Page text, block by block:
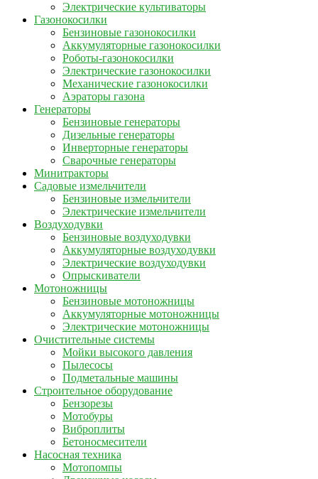
Электрические культиваторы
Газонокосилки
Бензиновые газонокосилки
Аккумуляторные газонокосилки
Роботы-газонокосилки
Электрические газонокосилки
Механические газонокосилки
Аэраторы газона
Генераторы
Бензиновые генераторы
Дизельные генераторы
Инверторные генераторы
Сварочные генераторы
Минитракторы
Садовые измельчители
Бензиновые измельчители
Электрические измельчители
Воздуходувки
Бензиновые воздуходувки
Аккумуляторные воздуходувки
Электрические воздуходувки
Опрыскиватели
Мотоножницы
Бензиновые мотоножницы
Аккумуляторные мотоножницы
Электрические мотоножницы
Очистительные системы
Мойки высокого давления
Пылесосы
Подметальные машины
Строительное оборудование
Бензорезы
Мотобуры
Виброплиты
Бетоносмесители
Насосная техника
Мотопомпы